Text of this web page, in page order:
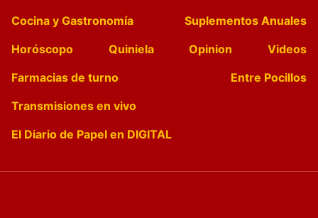
Cocina y Gastronomía
Suplementos Anuales
Horóscopo
Quiniela Opinion
Videos
Farmacias de turno
Entre Pocillos
Transmisiones en vivo
El Diario de Papel en DIGITAL